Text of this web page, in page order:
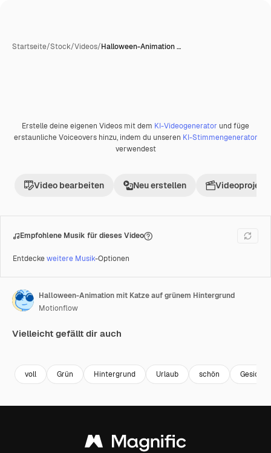
Startseite/Stock/Videos/Halloween-Animation …
Premium
Erstelle deine eigenen Videos mit dem KI-Videogenerator und füge
erstaunliche Voiceovers hinzu, indem du unseren KI-Stimmengenerator
verwendest
Video bearbeiten Neu erstellen Videoprojekt
Empfohlene Musik für dieses Video
Entdeckeweitere Musik-Optionen
Halloween-Animation mit Katze auf grünem Hintergrund
Motionflow
Vielleicht gefällt dir auch
voll Grün Hintergrund Urlaub schön Gesicht